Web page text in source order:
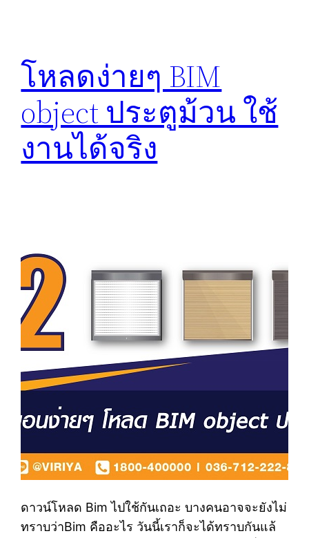
โหลดง่ายๆ BIM
object ประตูม้วน ใช้
งานได้จริง
ดาวน์โหลด Bim ไปใช้กันเถอะ บางคนอาจจะยังไม่
ทราบว่าBim คืออะไร วันนี้เราก็จะได้ทราบกันแล้